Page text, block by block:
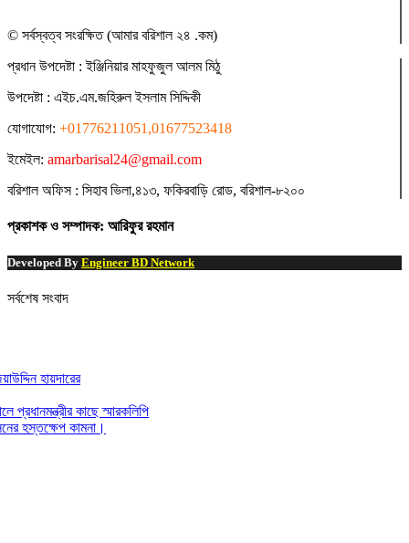
© সর্বস্বত্ব সংরক্ষিত (আমার বরিশাল ২৪ .কম)
প্রধান ‍উপদেষ্টা : ‍ইঞ্জিনিয়ার মাহফুজুল আলম মিঠু
উপদেষ্টা : এইচ.এম.জহিরুল ইসলাম সিদ্দিকী
যোগাযোগ: +01776211051,01677523418
ইমেইল: amarbarisal24@gmail.com
বরিশাল অফিস : সিহাব ভিলা,৪১৩, ফকিরবাড়ি রোড, বরিশাল-৮২০০
প্রকাশক ও সম্পাদক: আরিফুর রহমান
Developed By Engineer BD Network
সর্বশেষ সংবাদ
কাছে স্মারকলিপি
কামনা।